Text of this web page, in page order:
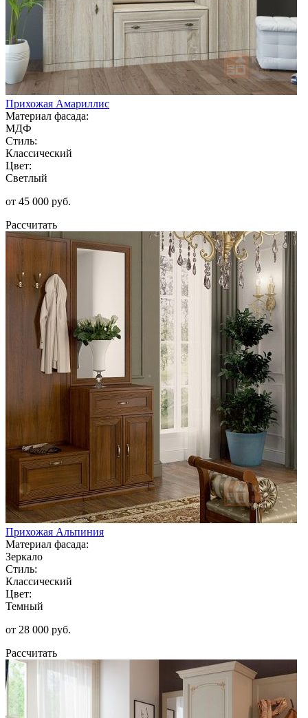
Прихожая Амариллис
Материал фасада:
МДФ
Стиль:
Классический
Цвет:
Светлый
от 45 000 руб.
Рассчитать
Прихожая Альпиния
Материал фасада:
Зеркало
Стиль:
Классический
Цвет:
Темный
от 28 000 руб.
Рассчитать